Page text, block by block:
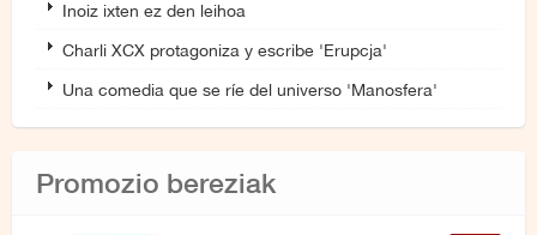
Inoiz ixten ez den leihoa
Charli XCX protagoniza y escribe 'Erupcja'
Una comedia que se ríe del universo 'Manosfera'
Promozio bereziak